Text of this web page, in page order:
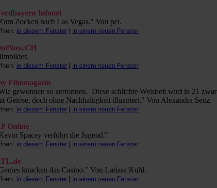
Infonet
Zocken nach Las Vegas." Von pet.
in diesem Fenster in einem neuen Fenster
in diesem Fenster in einem neuen Fenster
Filmmagazin
gewonnen so zerronnen. ­ Diese schlichte Weisheit wird in 21 zwar
Getöse, doch ohne Nachhaltigkeit illustriert." Von Alexandra Seitz.
in diesem Fenster in einem neuen Fenster
Online
Spacey verführt die Jugend."
in diesem Fenster in einem neuen Fenster
knacken das Casino." Von Larissa Kuhl.
in diesem Fenster in einem neuen Fenster